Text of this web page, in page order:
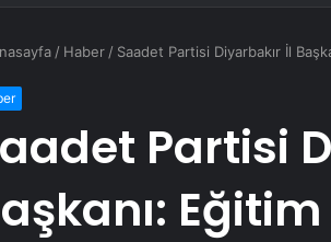
/ Haber / Saadet Partisi Diyarbakır İl
Partisi